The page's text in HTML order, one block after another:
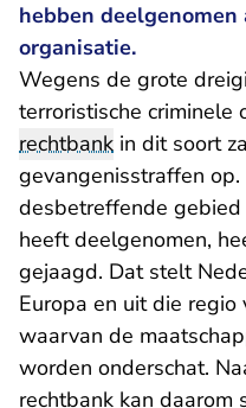
hebben
organisatie.
Wegens de grote
terroristische criminele
rechtbank in dit soort
gevangenisstraffen
desbetreffende
heeft deelgenomen,
gejaagd. Dat stelt
Europa en uit die regio
waarvan de
worden onderschat.
rechtbank kan daarom